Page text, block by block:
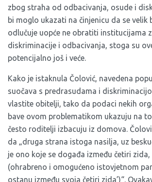
zbog straha od odbacivanja, osude i
bi moglo ukazati na činjenicu da se velik
odlučuje uopće ne obratiti institucijama
diskriminacije i odbacivanja, stoga su
potencijalno još i veće.
Kako je istaknula Čolović, navedena
suočava s predrasudama i
vlastite obitelji, tako da podaci nekih
bave ovom problematikom ukazuju na
često roditelji izbacuju iz domova.
da „druga strana istoga nasilja, uz
je ono koje se događa između četiri
(ohrabreno i omogućeno istovjetnom
ostanu između svoja četiri zida’)“.